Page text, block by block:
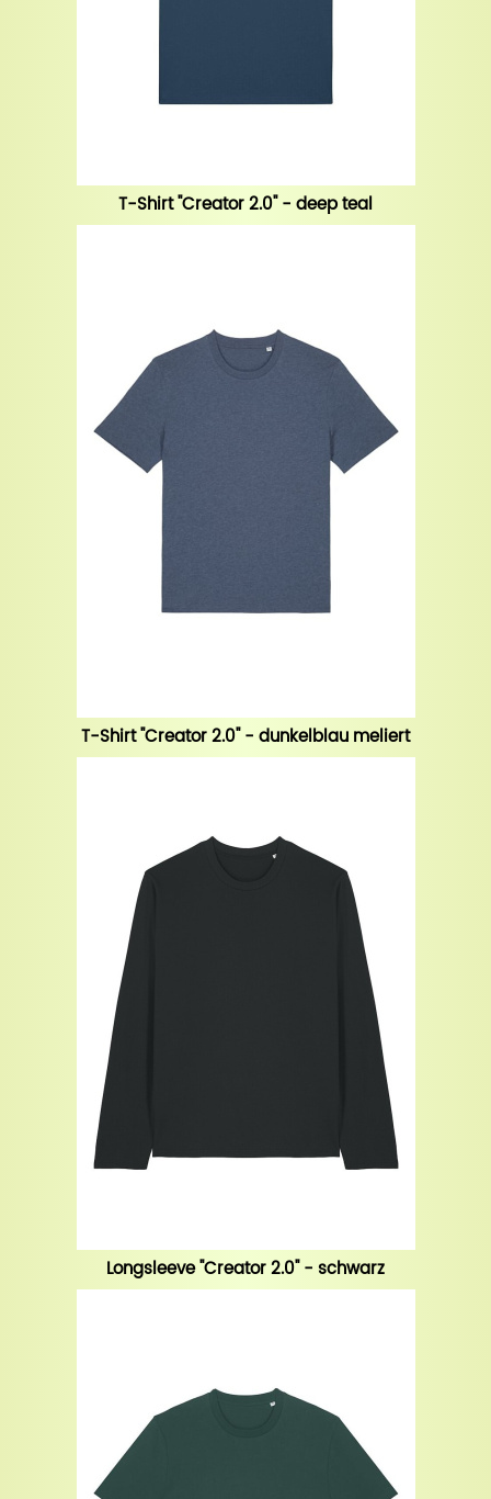
T-Shirt "Creator 2.0" - deep teal
T-Shirt "Creator 2.0" - dunkelblau meliert
Longsleeve "Creator 2.0" - schwarz